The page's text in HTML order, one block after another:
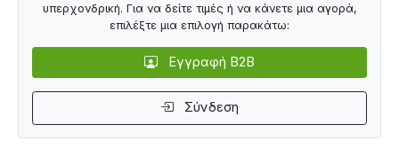
υπερχονδρική. Για να δείτε τιμές ή να κάνετε μια αγορά,
επιλέξτε μια επιλογή παρακάτω:
Εγγραφή B2B
Σύνδεση